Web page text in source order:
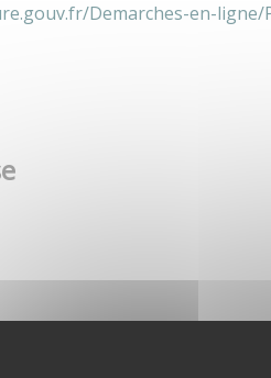
Demarches-en-